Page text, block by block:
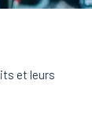
et leurs